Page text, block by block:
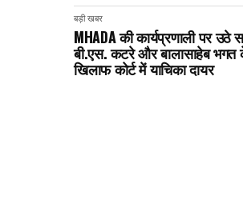
बड़ी खबर
MHADA की कार्यप्रणाली पर उठे
बी.एस. कटरे और बालासाहेब भगत
खिलाफ कोर्ट में याचिका दायर